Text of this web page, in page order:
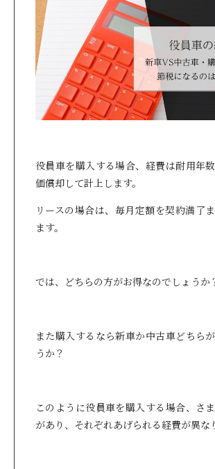
役員車を購入する場合、経費は耐用年
価償却して計上します。
リースの場合は、毎月定額を契約満了
ます。
では、どちらの方がお得なのでしょうか
また購入するなら新車か中古車どちら
うか？
このように役員車を購入する場合、さ
があり、それぞれあげられる経費が異な